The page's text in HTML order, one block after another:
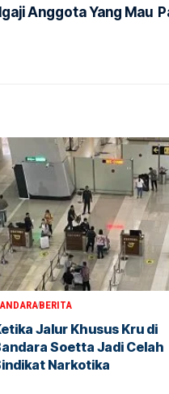
Anggota Yang Mau
BERITA
Jalur Khusus Kru di
Soetta Jadi Celah
Narkotika